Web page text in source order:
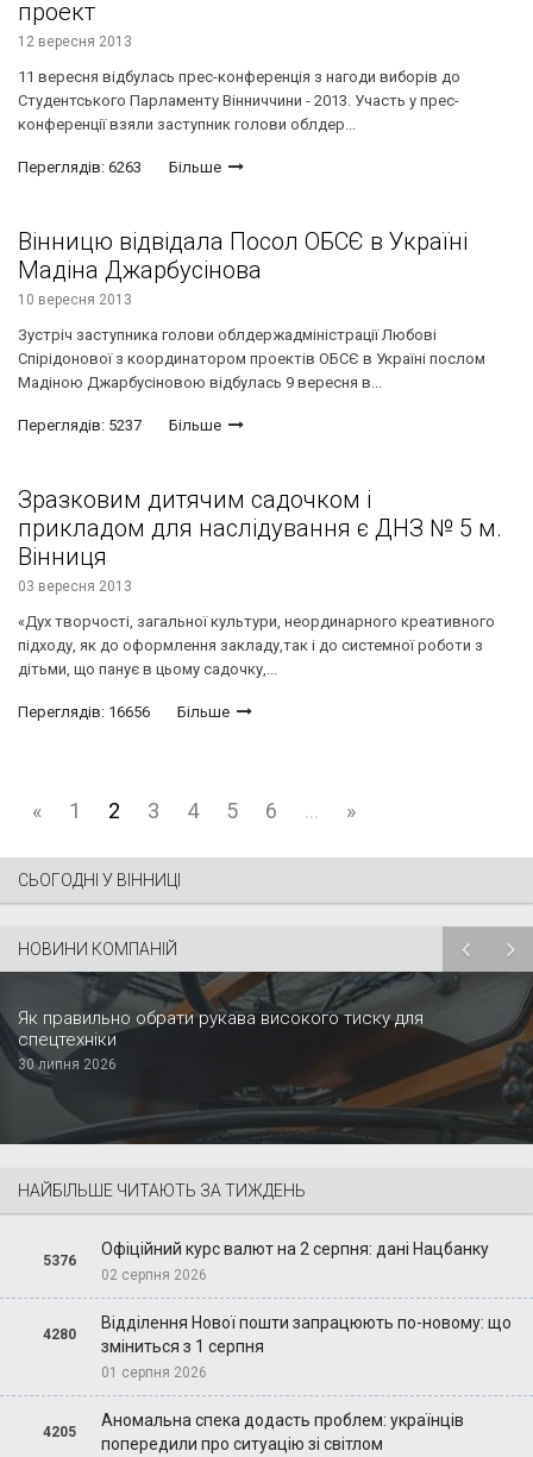
проект
12 вересня 2013
11 вересня відбулась прес-конференція з нагоди виборів до
Студентського Парламенту Вінниччини - 2013. Участь у прес-
конференції взяли заступник голови облдер...
Переглядів: 6263 Більше
Вінницю відвідала Посол ОБСЄ в Україні
Мадіна Джарбусінова
10 вересня 2013
Зустріч заступника голови облдержадміністрації Любові
Спірідонової з координатором проектів ОБСЄ в Україні послом
Мадіною Джарбусіновою відбулась 9 вересня в...
Переглядів: 5237 Більше
Зразковим дитячим садочком і
прикладом для наслідування є ДНЗ № 5 м.
Вінниця
03 вересня 2013
«Дух творчості, загальної культури, неординарного креативного
підходу, як до оформлення закладу,так і до системної роботи з
дітьми, що панує в цьому садочку,...
Переглядів: 16656 Більше
« 1 2 3 4 5 6 ... »
СЬОГОДНІ У ВІННИЦІ
НОВИНИ КОМПАНІЙ
Як правильно обрати рукава високого тиску для
спецтехніки
30 липня 2026
НАЙБІЛЬШЕ ЧИТАЮТЬ ЗА ТИЖДЕНЬ
5376
Офіційний курс валют на 2 серпня: дані Нацбанку
02 серпня 2026
4280
Відділення Нової пошти запрацюють по-новому: що
зміниться з 1 серпня
01 серпня 2026
4205
Аномальна спека додасть проблем: українців
попередили про ситуацію зі світлом